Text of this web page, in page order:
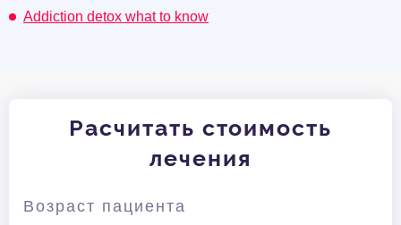
Addiction detox what to know
Расчитать стоимость
лечения
Возраст пациента